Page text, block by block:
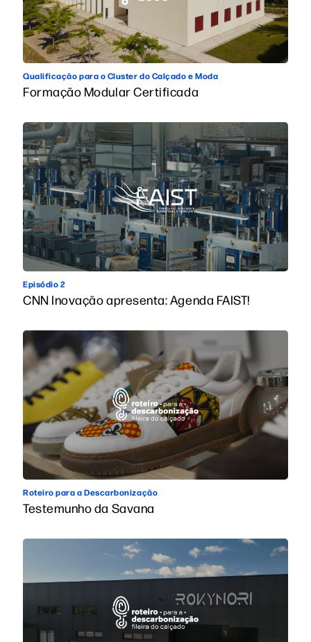
Qualificação para o Cluster do Calçado e Moda
Formação Modular Certificada
Episódio 2
CNN Inovação apresenta: Agenda FAIST!
Roteiro para a Descarbonização
Testemunho da Savana